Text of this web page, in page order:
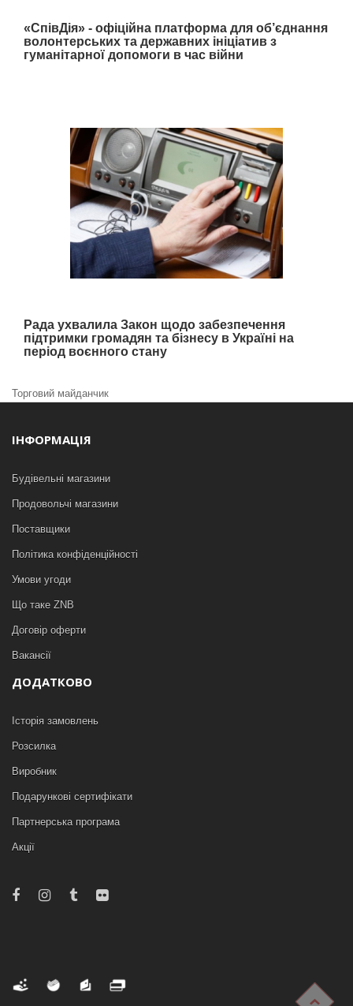
«СпівДія» - офіційна платформа для об’єднання
волонтерських та державних ініціатив з
гуманітарної допомоги в час війни
Рада ухвалила Закон щодо забезпечення
підтримки громадян та бізнесу в Україні на
період воєнного стану
Торговий майданчик
ІНФОРМАЦІЯ
Будівельні магазини
Продовольчі магазини
Поставщики
Політика конфіденційності
Умови угоди
Що таке ZNB
Договір оферти
Вакансії
ДОДАТКОВО
Історія замовлень
Розсилка
Виробник
Подарункові сертифікати
Партнерська програма
Акції